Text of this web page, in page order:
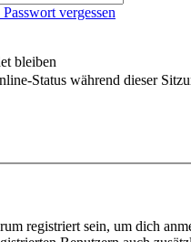
vergessen
bleiben
Status während dieser
registriert sein, um dich